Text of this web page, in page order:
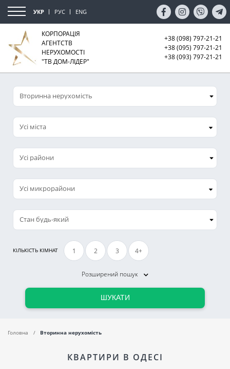
УКР РУС ENG
КОРПОРАЦІЯ
АГЕНТСТВ
НЕРУХОМОСТІ
"ТВ ДОМ-ЛІДЕР"
+38 (098) 797-21-21
+38 (095) 797-21-21
+38 (093) 797-21-21
Усі міста
Усі микрорайони
КІЛЬКІСТЬ КІМНАТ 1 2 3 4+
Розширений пошук
ШУКАТИ
Головна Вторинна нерухомість
КВАРТИРИ В ОДЕСІ